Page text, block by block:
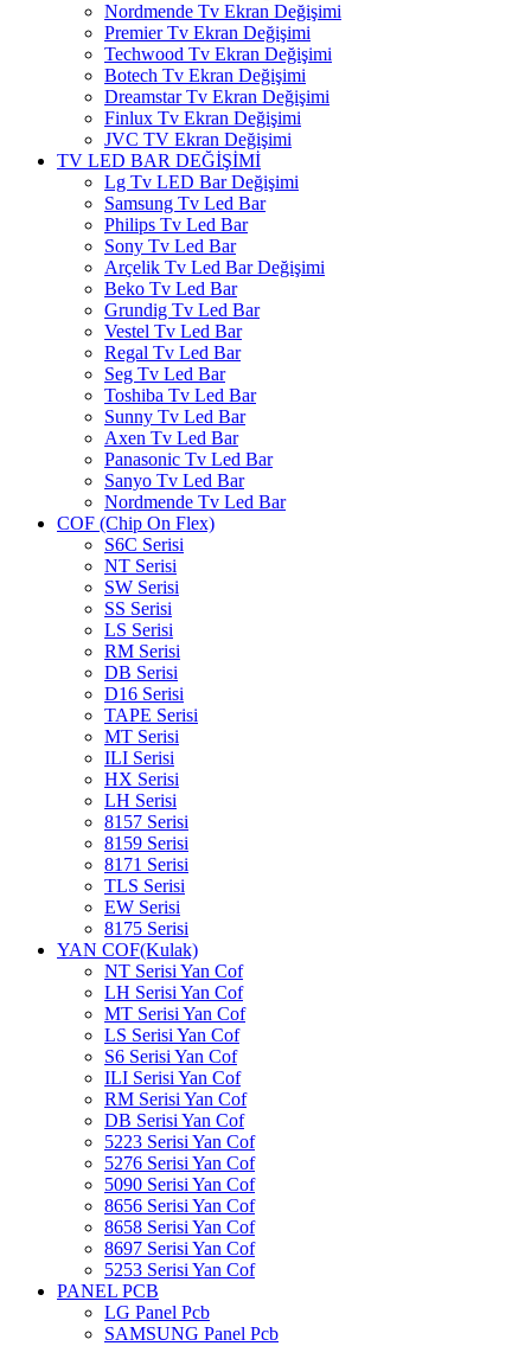
Nordmende Tv Ekran Değişimi
Premier Tv Ekran Değişimi
Techwood Tv Ekran Değişimi
Botech Tv Ekran Değişimi
Dreamstar Tv Ekran Değişimi
Finlux Tv Ekran Değişimi
JVC TV Ekran Değişimi
TV LED BAR DEĞİŞİMİ
Lg Tv LED Bar Değişimi
Samsung Tv Led Bar
Philips Tv Led Bar
Sony Tv Led Bar
Arçelik Tv Led Bar Değişimi
Beko Tv Led Bar
Grundig Tv Led Bar
Vestel Tv Led Bar
Regal Tv Led Bar
Seg Tv Led Bar
Toshiba Tv Led Bar
Sunny Tv Led Bar
Axen Tv Led Bar
Panasonic Tv Led Bar
Sanyo Tv Led Bar
Nordmende Tv Led Bar
COF (Chip On Flex)
S6C Serisi
NT Serisi
SW Serisi
SS Serisi
LS Serisi
RM Serisi
DB Serisi
D16 Serisi
TAPE Serisi
MT Serisi
ILI Serisi
HX Serisi
LH Serisi
8157 Serisi
8159 Serisi
8171 Serisi
TLS Serisi
EW Serisi
8175 Serisi
YAN COF(Kulak)
NT Serisi Yan Cof
LH Serisi Yan Cof
MT Serisi Yan Cof
LS Serisi Yan Cof
S6 Serisi Yan Cof
ILI Serisi Yan Cof
RM Serisi Yan Cof
DB Serisi Yan Cof
5223 Serisi Yan Cof
5276 Serisi Yan Cof
5090 Serisi Yan Cof
8656 Serisi Yan Cof
8658 Serisi Yan Cof
8697 Serisi Yan Cof
5253 Serisi Yan Cof
PANEL PCB
LG Panel Pcb
SAMSUNG Panel Pcb